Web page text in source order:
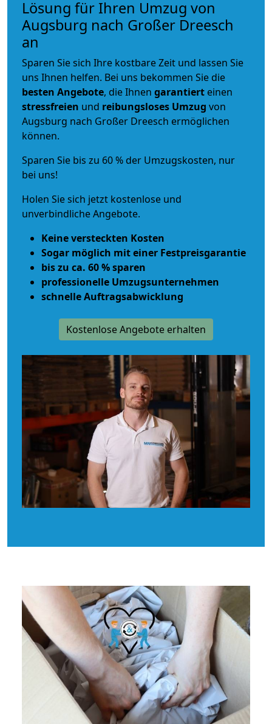
Lösung für Ihren Umzug von
Augsburg nach Großer Dreesch
an
Sparen Sie sich Ihre kostbare Zeit und lassen Sie
uns Ihnen helfen. Bei uns bekommen Sie die
besten Angebote, die Ihnen garantiert einen
stressfreien und reibungsloses Umzug von
Augsburg nach Großer Dreesch ermöglichen
können.
Sparen Sie bis zu 60 % der Umzugskosten, nur
bei uns!
Holen Sie sich jetzt kostenlose und
unverbindliche Angebote.
Keine versteckten Kosten
Sogar möglich mit einer Festpreisgarantie
bis zu ca. 60 % sparen
professionelle Umzugsunternehmen
schnelle Auftragsabwicklung
Kostenlose Angebote erhalten